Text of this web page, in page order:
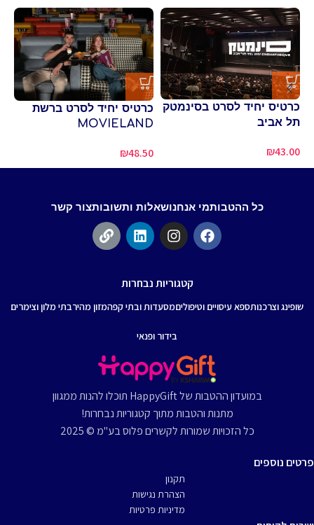
כרטיס יחיד לסרט בסינמטק
תל אביב
₪43.00
כרטיס יחיד לסרט ברשת
MOVIELAND
₪48.50
כל ההטבותמי אנחנושאלות ותשובותצור קשר
קטגוריות נבחרות
שופינג וצרכנותספא עיסויים וטיפוליםמסעדות ובתי קפהמזון מהירבתי מלון וצימרים
בידור ופנאי
במועדון ההטבות של HappyGift תוכלו להנות ממגוון
מתנות והטבות מתוך קטגוריות נבחרות!
כל הזכויות שמורות לקשרים פלוס בע"מ © 2025
פרטים נוספים
תקנון
הצהרת נגישות
מדיניות פרטיות